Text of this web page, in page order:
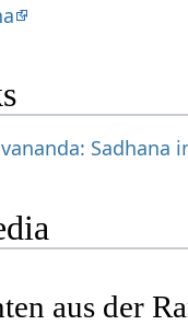
Sadhana
aus der